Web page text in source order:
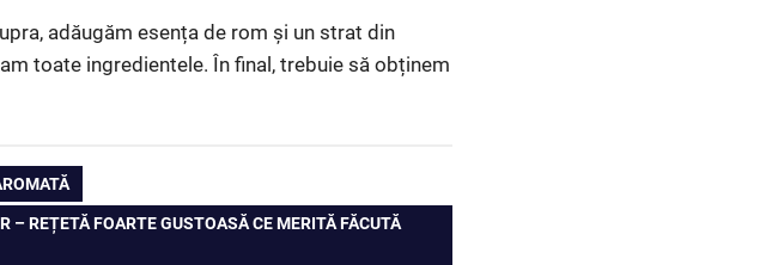
adăugăm esența de rom și un strat din
toate ingredientele. În final, trebuie să obținem
– REȚETĂ FOARTE GUSTOASĂ CE MERITĂ FĂCUTĂ